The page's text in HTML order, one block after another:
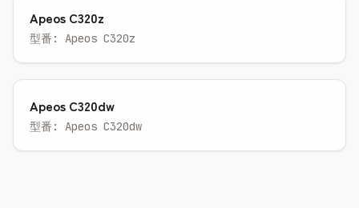
Apeos C320z
型番: Apeos C320z
Apeos C320dw
型番: Apeos C320dw